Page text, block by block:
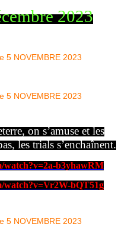
2023
on s’amuse et les
les trials s’enchaînent.
watch?v=2a-b3yhawRM
watch?v=Vr2W-bQT51g